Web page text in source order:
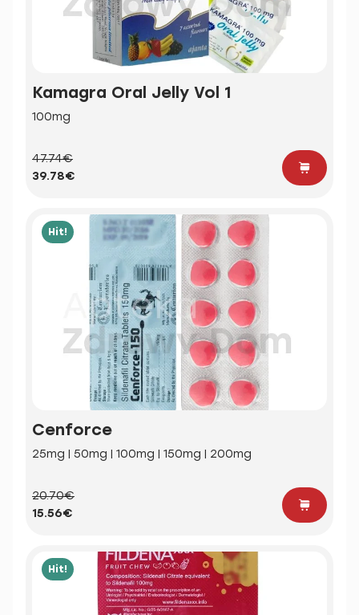
Kamagra Oral Jelly Vol 1
100mg
47.74€
39.78€
Hit!
Cenforce
25mg | 50mg | 100mg | 150mg | 200mg
20.70€
15.56€
Hit!